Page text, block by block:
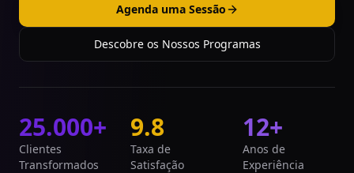
Agenda uma Sessão
Descobre os Nossos Programas
25.000+
Clientes
Transformados
9.8
Taxa de
Satisfação
12+
Anos de
Experiência